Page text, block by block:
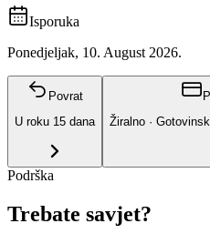
Isporuka
Ponedjeljak, 10. August 2026.
Povrat
U roku 15 dana
Žiralno ·
Podrška
Trebate savjet?